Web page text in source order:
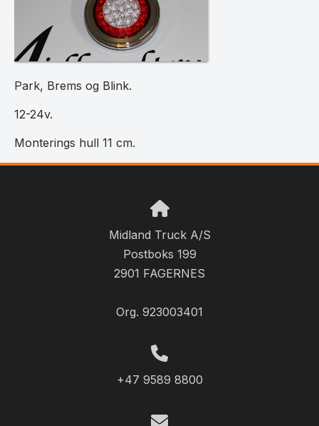
Park, Brems og Blink.
12-24v.
Monterings hull 11 cm.
Midland Truck A/S
Postboks 199
2901 FAGERNES
Org. 923003401
+47 9589 8800